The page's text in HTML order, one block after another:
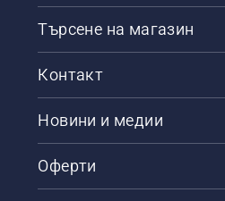
Търсене на магазин
Контакт
Новини и медии
Оферти